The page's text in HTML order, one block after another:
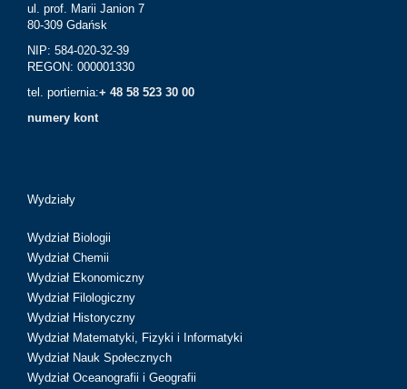
ul. prof. Marii Janion 7
80-309 Gdańsk
NIP: 584-020-32-39
REGON: 000001330
tel. portiernia:+ 48 58 523 30 00
numery kont
Wydziały
Wydział Biologii
Wydział Chemii
Wydział Ekonomiczny
Wydział Filologiczny
Wydział Historyczny
Wydział Matematyki, Fizyki i Informatyki
Wydział Nauk Społecznych
Wydział Oceanografii i Geografii